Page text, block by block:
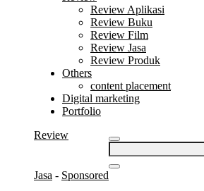
Review Aplikasi
Review Buku
Review Film
Review Jasa
Review Produk
Others
content placement
Digital marketing
Portfolio
Search
for:
Review
Jasa - Sponsored